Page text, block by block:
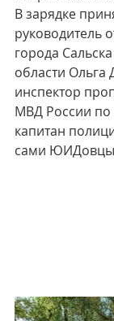
В зарядке
города
области Ольга
инспектор
МВД России по
капитан
сами